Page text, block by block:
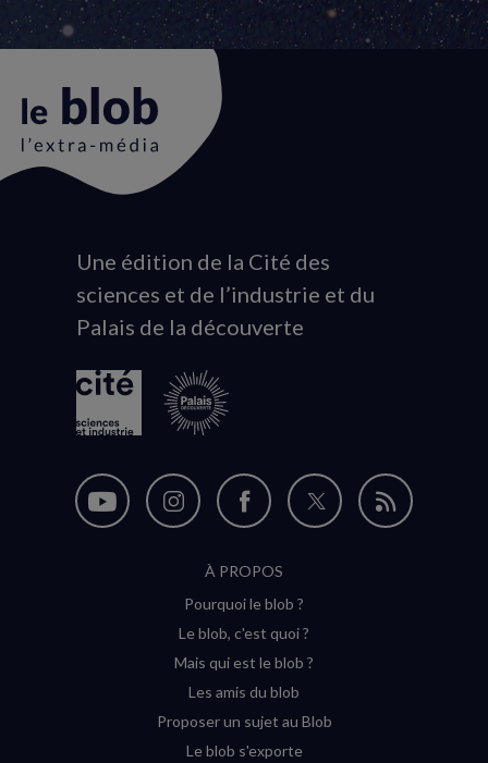
Animation
du
logo
Une édition de la Cité des
sciences et de l’industrie et du
Palais de la découverte
Nous
Nous
Instagram
(nouvelle
Nous
sur
Facebook
(nouvelle
Nous
Flux
À PROPOS
Pourquoi le blob ?
Le blob, c'est quoi ?
Mais qui est le blob ?
Les amis du blob
Proposer un sujet au Blob
Le blob s'exporte